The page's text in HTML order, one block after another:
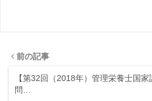
前の記事
【第32回（2018年）管理栄養士国家
問…